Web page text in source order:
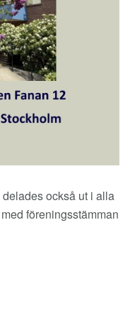
också ut i alla
föreningsstämman